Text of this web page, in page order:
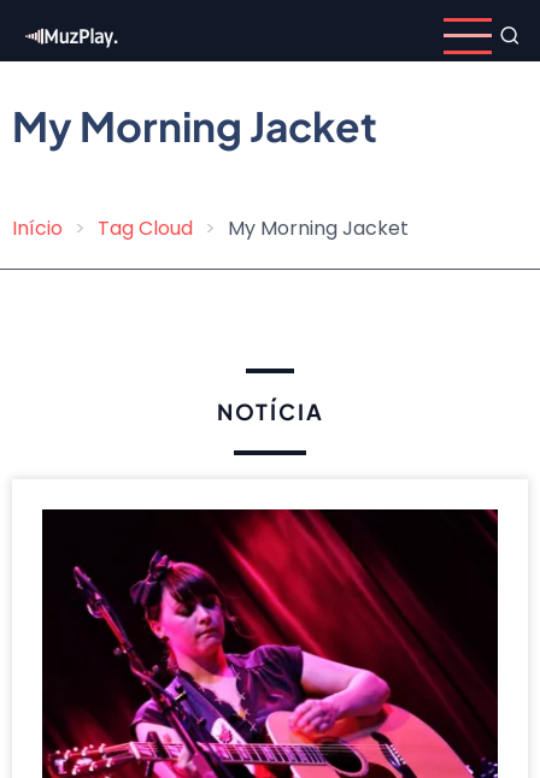
para
conteúdo
principal
My Morning Jacket
Trilha
Início Tag Cloud My Morning Jacket
NOTÍCIA